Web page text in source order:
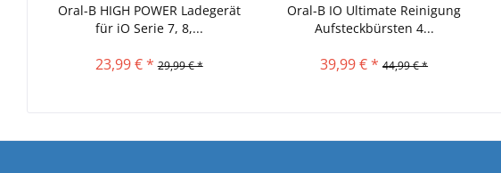
Oral-B HIGH POWER Ladegerät
für iO Serie 7, 8,...
23,99 € * 29,99 € *
Oral-B IO Ultimate Reinigung
Aufsteckbürsten 4...
39,99 € * 44,99 € *